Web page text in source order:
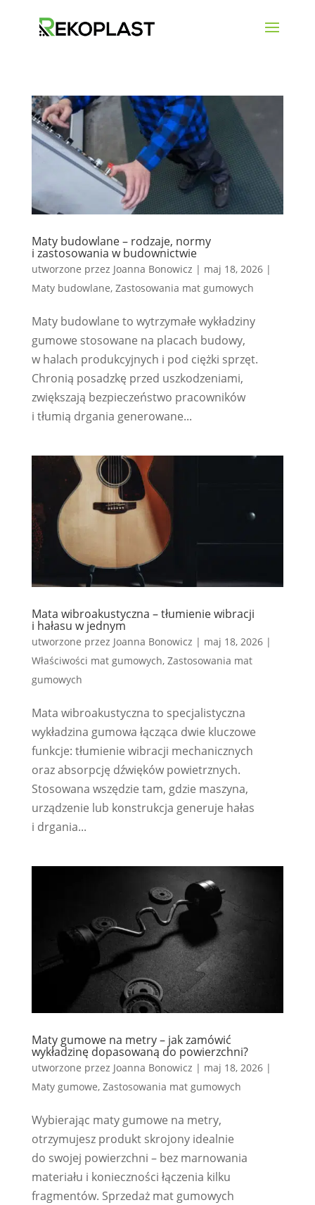
Maty budowlane – rodzaje, normy
i zastosowania w budownictwie
utworzone przez Joanna Bonowicz | maj 18, 2026|
Maty budowlane, Zastosowania mat gumowych
Maty budowlane to wytrzymałe wykładziny
gumowe stosowane na placach budowy,
w halach produkcyjnych i pod ciężki sprzęt.
Chronią posadzkę przed uszkodzeniami,
zwiększają bezpieczeństwo pracowników
i tłumią drgania generowane...
Mata wibroakustyczna – tłumienie wibracji
i hałasu w jednym
utworzone przez Joanna Bonowicz | maj 18, 2026|
Właściwości mat gumowych, Zastosowania mat
gumowych
Mata wibroakustyczna to specjalistyczna
wykładzina gumowa łącząca dwie kluczowe
funkcje: tłumienie wibracji mechanicznych
oraz absorpcję dźwięków powietrznych.
Stosowana wszędzie tam, gdzie maszyna,
urządzenie lub konstrukcja generuje hałas
i drgania...
Maty gumowe na metry – jak zamówić
wykładzinę dopasowaną do powierzchni?
utworzone przez Joanna Bonowicz | maj 18, 2026|
Maty gumowe, Zastosowania mat gumowych
Wybierając maty gumowe na metry,
otrzymujesz produkt skrojony idealnie
do swojej powierzchni – bez marnowania
materiału i konieczności łączenia kilku
fragmentów. Sprzedaż mat gumowych